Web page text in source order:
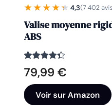
★★★★★
★★★★★ 4,3(7 402
Valise moyenne
ABS
Noté
4.3
sur 5
7402
notations
client
79,99 €
Voir sur Amazon